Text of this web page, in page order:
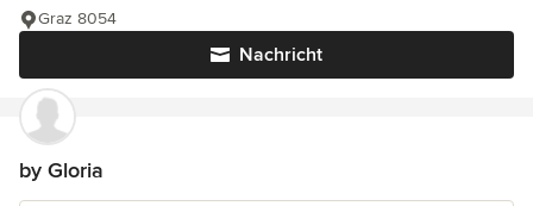
Nachricht
Graz 8054
by Gloria